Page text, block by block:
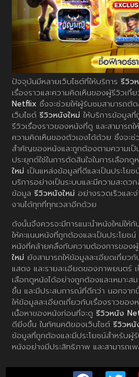
ปัจจุบันมีหลายเว็บไซต์ที่ให้บริการ รีวิว
เรื่องราวและความคิดเห็นของผู้รีวิวเ
Netflix ซึ่งจะช่วยให้ผู้รับชมสามารถตัด
เว็บไซต์ รีวิวหนังใหม่ ให้บริการข้อมูล
รีวิวเรื่องราวของหนังที่ดู และสามารถใ
ความคิดเห็นของตัวเองได้ด้วย ซึ่งจะช่
สำคัญของหนังและถูกต้องตามความเป็
ประยุกต์ใช้ในการตัดสินใจในการเลือก
ใหม่ เป็นแหล่งข้อมูลที่ดีและเป็นประโย
บริการอย่างเป็นระบบและมีความสะดว
ข้อมูล รีวิวหนังใหม่ อย่างรวดเร็วและ
งานได้ทุกที่ทุกเวลาอีกด้วย
ดังนั้นจึงควรจะมีการแนะนำหนังใหม่ให้
ให้คะแนนหนังที่ถูกต้องและเป็นประโยชน์
หนังที่คล้ายคลึงกับความต้องการของ
ใหม่ ยังสามารถให้ข้อมูลละเอียดเกี่ยว
แสดง และรายละเอียดของภาพยนตร์
เลือกดูหนังได้อย่างถูกต้องและเหมาะส
ขึ้น และมีประสบการณ์ที่ดีกว่า นอกจาก
ให้ข้อมูลละเอียดเกี่ยวกับเรื่องราวขอ
เนื้อหาของหนังก่อนที่จะดู รีวิวหนัง
ดียิ่งขึ้น ในทัศนคติของเว็บไซต์ รีวิวหนั
ข้อมูลที่ถูกต้องและมีประโยชน์สำหรับผู้
หนังอย่างมีประสิทธิภาพ และสามารถเ